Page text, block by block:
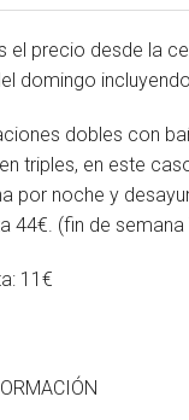
el precio desde la
domingo
dobles con
triples, en este
por noche y
44€. (fin de semana
11€